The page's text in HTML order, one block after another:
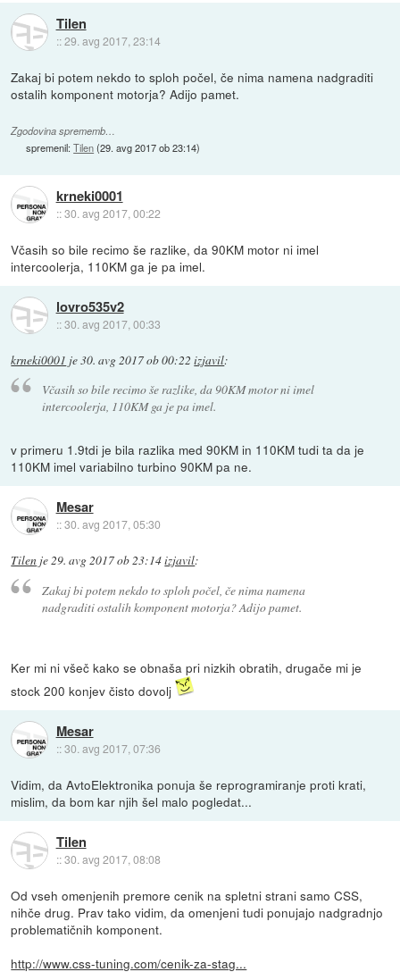
Tilen
::29. avg 2017, 23:14
Zakaj bi potem nekdo to sploh počel, če nima namena nadgraditi
ostalih komponent motorja? Adijo pamet.
Zgodovina sprememb…
spremenil:Tilen(29. avg 2017 ob 23:14)
krneki0001
::30. avg 2017, 00:22
Včasih so bile recimo še razlike, da 90KM motor ni imel
intercoolerja, 110KM ga je pa imel.
lovro535v2
::30. avg 2017, 00:33
krneki0001 je30. avg 2017 ob 00:22 izjavil:
Včasih so bile recimo še razlike, da 90KM motor ni imel
intercoolerja, 110KM ga je pa imel.
v primeru 1.9tdi je bila razlika med 90KM in 110KM tudi ta da je
110KM imel variabilno turbino 90KM pa ne.
Mesar
::30. avg 2017, 05:30
Tilen je29. avg 2017 ob 23:14izjavil:
Zakaj bi potem nekdo to sploh počel, če nima namena
nadgraditi ostalih komponent motorja? Adijo pamet.
Ker mi ni všeč kako se obnaša pri nizkih obratih, drugače mi je
stock 200 konjev čisto dovolj
Mesar
::30. avg 2017, 07:36
Vidim, da AvtoElektronika ponuja še reprogramiranje proti krati,
mislim, da bom kar njih šel malo pogledat...
Tilen
::30. avg 2017, 08:08
Od vseh omenjenih premore cenik na spletni strani samo CSS,
nihče drug. Prav tako vidim, da omenjeni tudi ponujajo nadgradnjo
problematičnih komponent.
http://www.css-tuning.com/cenik-za-stag...